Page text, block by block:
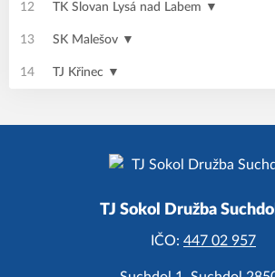
12 TK Slovan Lysá nad Labem ▼
13 SK Malešov ▼
14 TJ Křinec ▼
TJ Sokol Družba
IČO: 447 02 957